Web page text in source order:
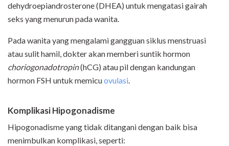
dehydroepiandrosterone (DHEA) untuk mengatasi gairah
seks yang menurun pada wanita.
Pada wanita yang mengalami gangguan siklus menstruasi
atau sulit hamil, dokter akan memberi suntik hormon
choriogonadotropin(hCG) atau pil dengan kandungan
hormon FSH untuk memicuovulasi.
Komplikasi Hipogonadisme
Hipogonadisme yang tidak ditangani dengan baik bisa
menimbulkan komplikasi, seperti: